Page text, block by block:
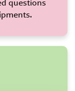
questions